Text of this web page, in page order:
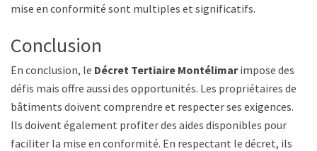
mise en conformité sont multiples et significatifs.
Conclusion
En conclusion, le Décret Tertiaire Montélimarimpose des
défis mais offre aussi des opportunités. Les propriétaires de
bâtiments doivent comprendre et respecter ses exigences.
Ils doivent également profiter des aides disponibles pour
faciliter la mise en conformité. En respectant le décret, ils